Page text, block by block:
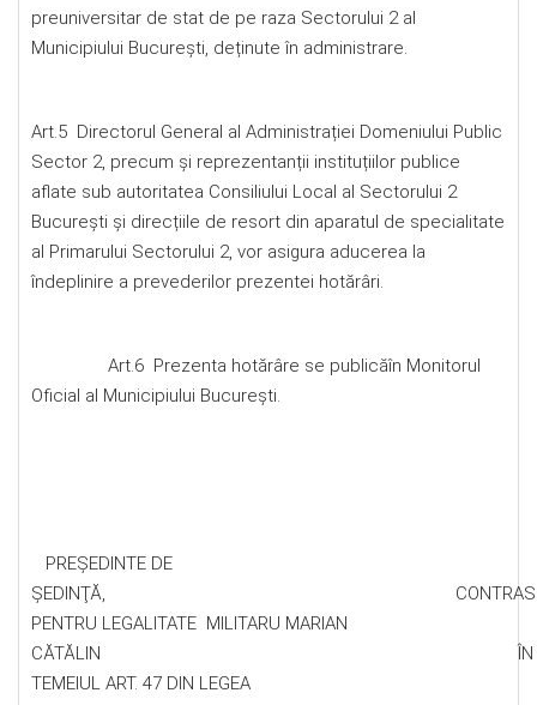
preuniversitar de stat de pe raza Sectorului 2 al
Municipiului București, deținute în administrare.
Art.5 Directorul General al Administrației Domeniului Public
Sector 2, precum și reprezentanții instituțiilor publice
aflate sub autoritatea Consiliului Local al Sectorului 2
București și direcțiile de resort din aparatul de specialitate
al Primarului Sectorului 2, vor asigura aducerea la
îndeplinire a prevederilor prezentei hotărâri.
Art.6 Prezenta hotărâre se publicăîn Monitorul
Oficial al Municipiului București.
PREŞEDINTE DE
ŞEDINŢĂ,
PENTRU LEGALITATE MILITARU MARIAN
CĂTĂLIN ÎN
TEMEIUL ART. 47 DIN LEGEA